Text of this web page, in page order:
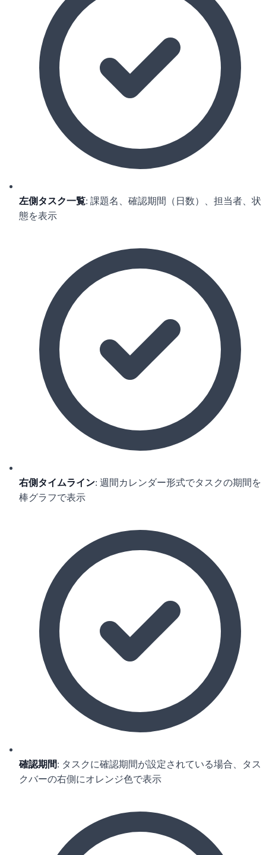
左側タスク一覧: 課題名、確認期間（日数）、担当者、状
態を表示
右側タイムライン: 週間カレンダー形式でタスクの期間を
棒グラフで表示
確認期間: タスクに確認期間が設定されている場合、タス
クバーの右側にオレンジ色で表示